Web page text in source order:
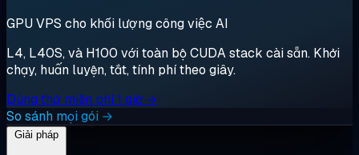
GPU VPS cho khối lượng công việc AI
L4, L40S, và H100 với toàn bộ CUDA stack cài sẵn. Khởi
chạy, huấn luyện, tắt, tính phí theo giây.
Dùng thử miễn phí 1 giờ →
So sánh mọi gói →